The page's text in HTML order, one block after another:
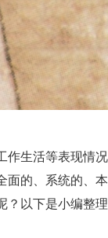
作生活等表现情
的、系统的、
？以下是小编整